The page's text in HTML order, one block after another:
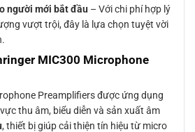
người mới bắt đầu – Với chi phí hợp lý
vượt trội, đây là lựa chọn tuyệt vời
MIC300 Microphone
Preamplifiers được ứng dụng
thu âm, biểu diễn và sản xuất âm
, thiết bị giúp cải thiện tín hiệu từ micro